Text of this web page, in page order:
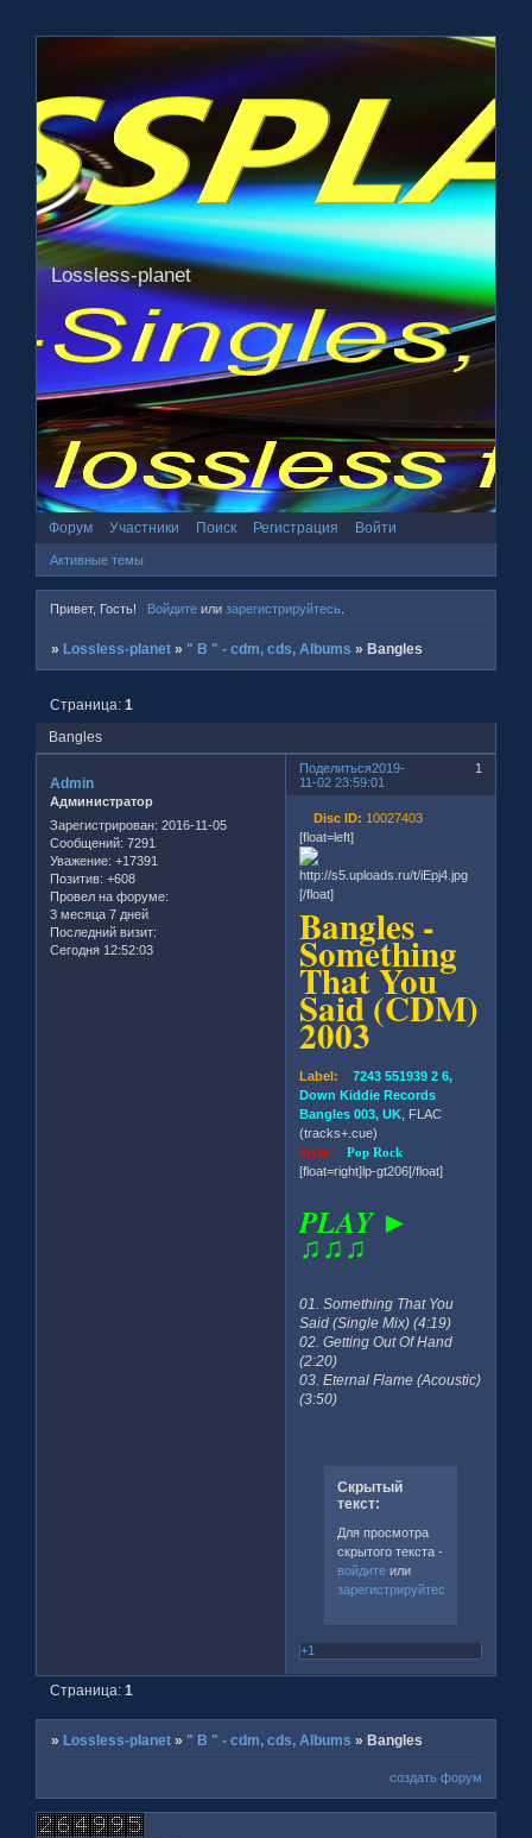
Lossless-planet
Форум Участники Поиск Регистрация Войти
Активные темы
Привет, Гость! Войдитеили зарегистрируйтесь.
» Lossless-planet » " B " - cdm, cds, Albums » Bangles
Bangles
Страница:1
Поделиться 1
2019-
11-02 23:59:01
Admin
Администратор
Зарегистрирован: 2016-11-05
Сообщений: 7291
Уважение: +17391
Позитив: +608
Провел на форуме:
3 месяца 7 дней
Последний визит:
Сегодня 12:52:03
Disc ID: 10027403
[float=left]
[/float]
Bangles -
Something
That You
Said (CDM)
2003
Label: 7243 551939 2 6,
Down Kiddie Records
Bangles 003, UK , FLAC
(tracks+.cue)
Style:Pop Rock
[float=right]lp-gt206[/float]
PLAY ►
♫♫♫
01. Something That You
Said (Single Mix) (4:19)
02. Getting Out Of Hand
(2:20)
03. Eternal Flame (Acoustic)
(3:50)
Скрытый
текст:
Для просмотра
скрытого текста -
войдитеили
зарегистрируйтесь
+1
Страница:1
»Lossless-planet » " B " - cdm, cds, Albums »Bangles
создать форум